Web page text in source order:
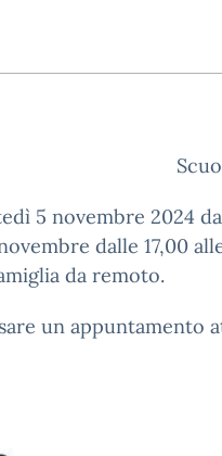
5 novembre 2024
dalle 17,00
da remoto.
un appuntamento